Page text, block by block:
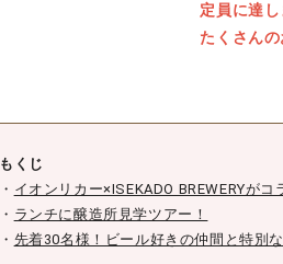
定員に達
たくさん
もくじ
・ イオンリカー×ISEKADO BREWERYがコ
・ ランチに醸造所見学ツアー！
・ 先着30名様！ビール好きの仲間と特別